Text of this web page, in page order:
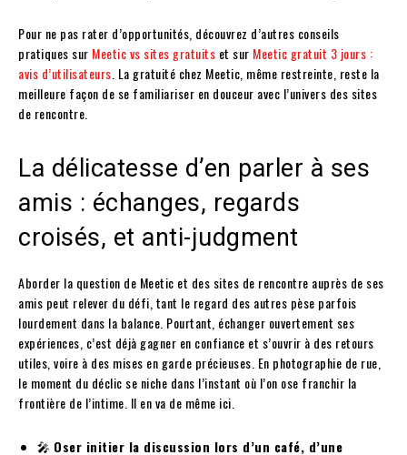
Pour ne pas rater d’opportunités, découvrez d’autres conseils
pratiques sur Meetic vs sites gratuits et sur Meetic gratuit 3 jours :
avis d’utilisateurs . La gratuité chez Meetic, même restreinte, reste la
meilleure façon de se familiariser en douceur avec l’univers des sites
de rencontre.
La délicatesse d’en parler à ses
amis : échanges, regards
croisés, et anti-judgment
Aborder la question de Meetic et des sites de rencontre auprès de ses
amis peut relever du défi, tant le regard des autres pèse parfois
lourdement dans la balance. Pourtant, échanger ouvertement ses
expériences, c’est déjà gagner en confiance et s’ouvrir à des retours
utiles, voire à des mises en garde précieuses. En photographie de rue,
le moment du déclic se niche dans l’instant où l’on ose franchir la
frontière de l’intime. Il en va de même ici.
🎤 Oser initier la discussion lors d’un café, d’une